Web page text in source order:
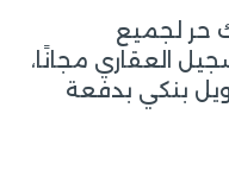
حر لجميع
العقاري مجانًا،
بنكي بدفعة